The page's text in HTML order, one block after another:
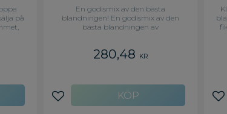
på
bil.
i
om
En godismix av den bästa
blandningen! En godismix av den
bästa blandningen av
1 KG
280,48 KR
Lägg till i favoriter